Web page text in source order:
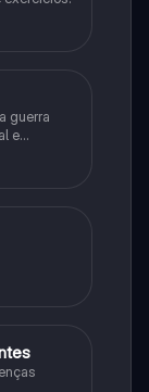
guerra
e
fases da